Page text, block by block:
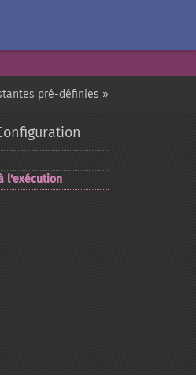
pré-définies »
l'exécution